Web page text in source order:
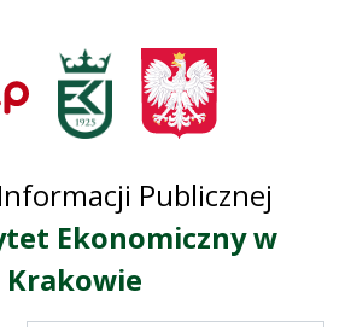
Przejdź do
menu
do treści
do mapy
serwisu
Publicznej
Ekonomiczny w
Krakowie